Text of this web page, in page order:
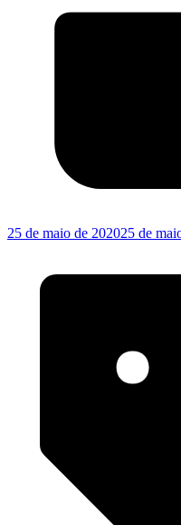
25 de maio de 202025 de